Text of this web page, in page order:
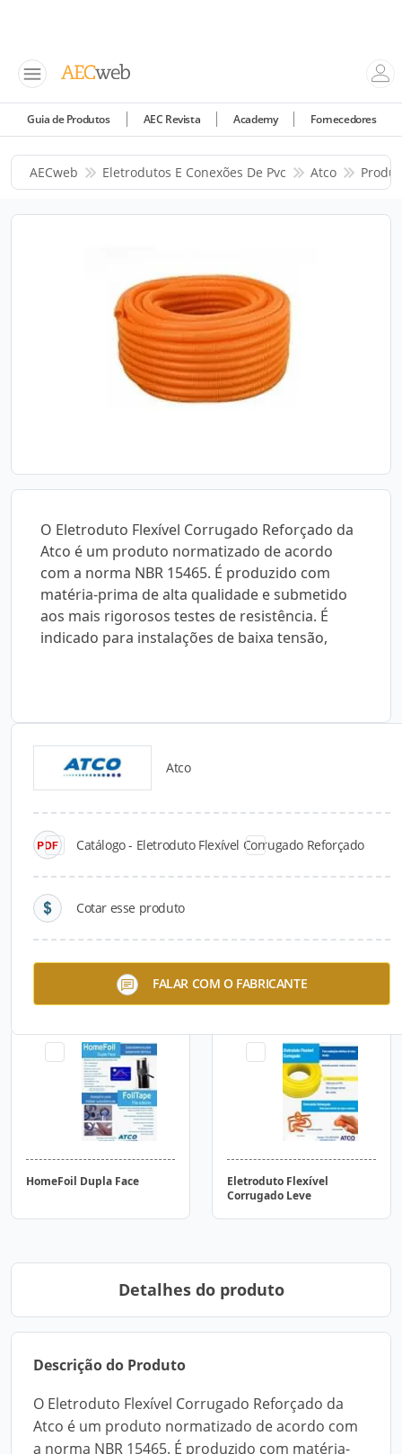
Guia de Produtos AEC Revista Academy Fornecedores
AECweb Eletrodutos E Conexões De Pvc Atco
O Eletroduto Flexível Corrugado Reforçado da
Atco é um produto normatizado de acordo
com a norma NBR 15465. É produzido com
matéria-prima de alta qualidade e submetido
aos mais rigorosos testes de resistência. É
indicado para instalações de baixa tensão,
Atco
Catálogo - Eletroduto Flexível Corrugado Reforçado
Cotar esse produto
FALAR COM O FABRICANTE
Catálogos para Download
HomeFoil Dupla Face
Eletroduto Flexível
Corrugado Leve
Detalhes do produto
Descrição do Produto
O Eletroduto Flexível Corrugado Reforçado da
Atco é um produto normatizado de acordo com
a norma NBR 15465. É produzido com matéria-